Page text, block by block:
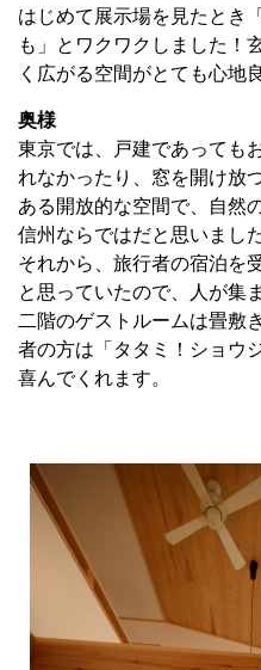
はじめて展示場を見たとき
も」とワクワクしました！
く広がる空間がとても心地
奥様
東京では、戸建であっても
れなかったり、窓を開け放
ある開放的な空間で、自然
信州ならではだと思いました
それから、旅行者の宿泊を
と思っていたので、人が集
二階のゲストルームは畳敷
者の方は「タタミ！ショウ
喜んでくれます。